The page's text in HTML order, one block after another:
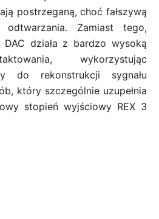
postrzeganą, choć fałszywą
odtwarzania. Zamiast tego,
DAC działa z bardzo wysoką
wykorzystując
do rekonstrukcji sygnału
który szczególnie uzupełnia
stopień wyjściowy REX 3